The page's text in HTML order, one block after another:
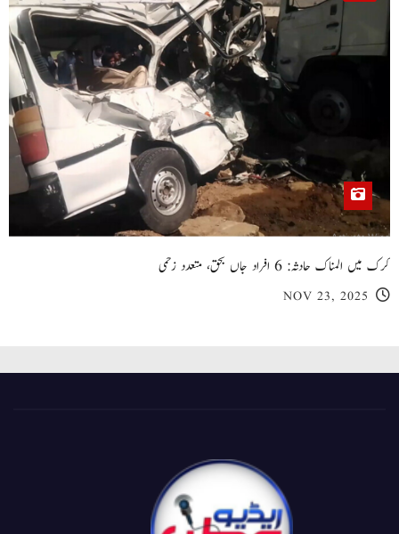
کرک میں المناک حادثہ: 6 افراد جاں بحق، متعدد زخمی
NOV 23, 2025